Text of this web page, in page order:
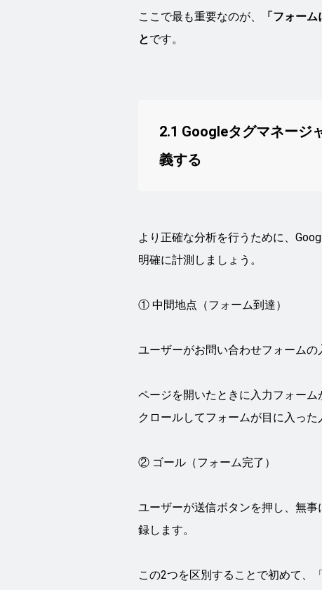
ここで最も重要なのが、
「フォー
とです。
2.1 Googleタグマネージ
義する
より正確な分析を行うために、
明確に計測しましょう。
① 中間地点（フォーム到達）
ユーザーがお問い合わせフォームの
ページを開いたときに入力フォー
クロールしてフォームが目に入った
② ゴール（フォーム完了）
ユーザーが送信ボタンを押し、無
録します。
この2つを区別することで初めて、